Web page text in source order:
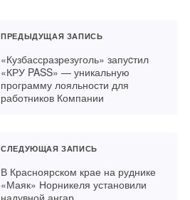
ПРЕДЫДУЩАЯ ЗАПИСЬ
«Кузбассразрезуголь» запуcтил
«КРУ PASS» — уникальную
программу лояльности для
работников Компании
СЛЕДУЮЩАЯ ЗАПИСЬ
В Красноярском крае на руднике
«Маяк» Норникеля установили
надувной ангар